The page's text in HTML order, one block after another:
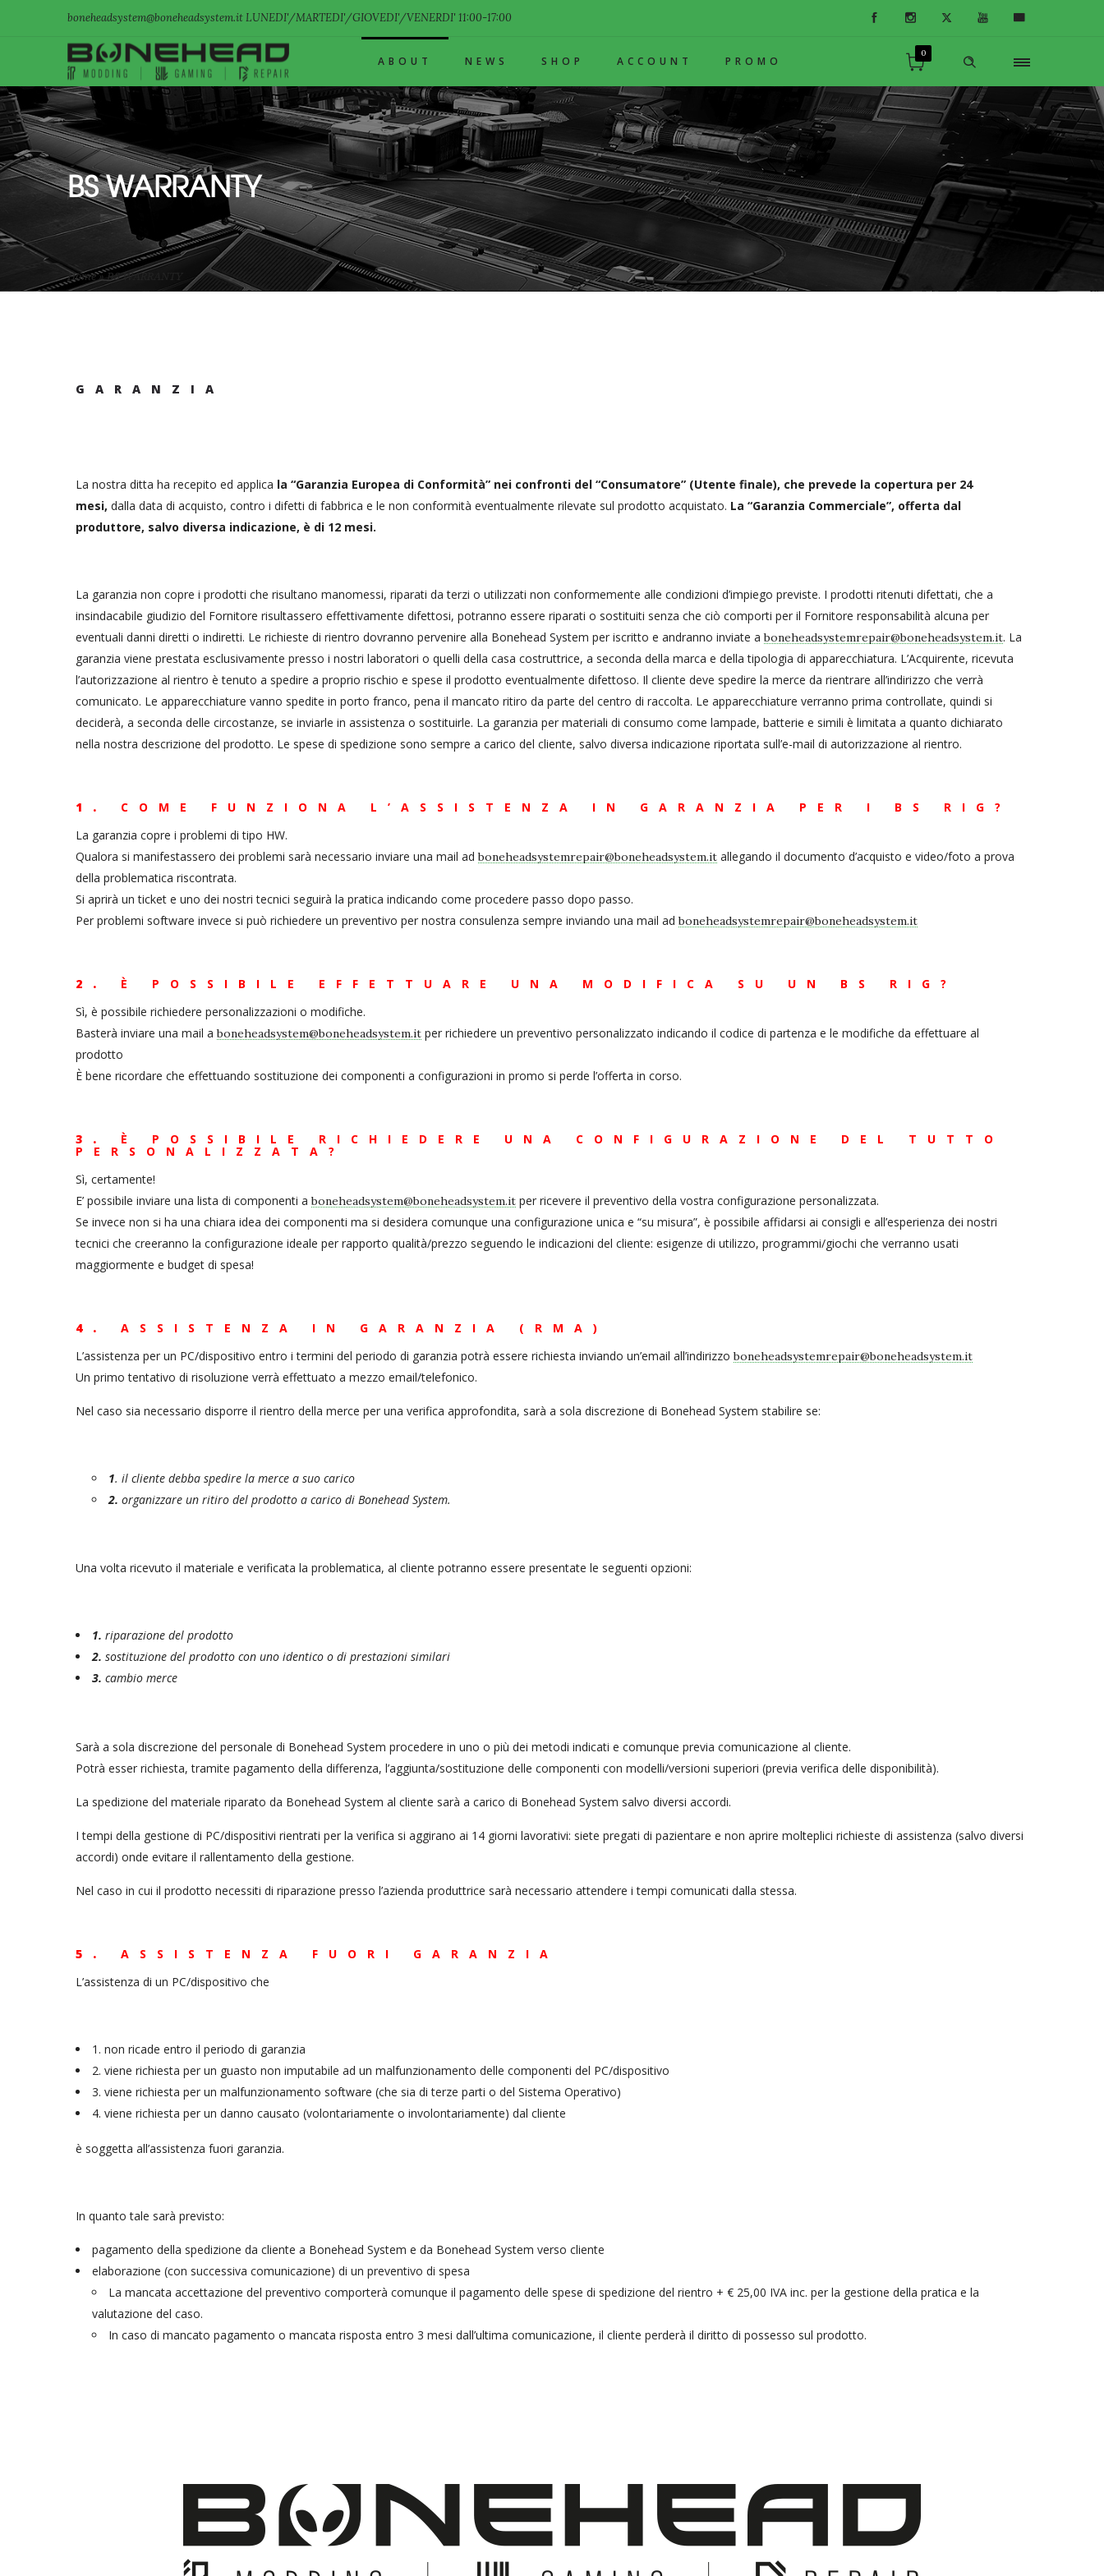
boneheadsystem@boneheadsystem.it LUNEDI'/MARTEDI'/GIOVEDI'/VENERDI' 11:00-17:00
0
ABOUT NEWS SHOP ACCOUNT PROMO
BS WARRANTY
Home»BS WARRANTY
GARANZIA
La nostra ditta ha recepito ed applica la “Garanzia Europea di Conformità” nei confronti del “Consumatore” (Utente finale), che prevede la copertura per 24
mesi, dalla data di acquisto, contro i difetti di fabbrica e le non conformità eventualmente rilevate sul prodotto acquistato. La “Garanzia Commerciale”, offerta dal
produttore, salvo diversa indicazione, è di 12 mesi.
La garanzia non copre i prodotti che risultano manomessi, riparati da terzi o utilizzati non conformemente alle condizioni d’impiego previste. I prodotti ritenuti difettati, che a
insindacabile giudizio del Fornitore risultassero effettivamente difettosi, potranno essere riparati o sostituiti senza che ciò comporti per il Fornitore responsabilità alcuna per
eventuali danni diretti o indiretti. Le richieste di rientro dovranno pervenire alla Bonehead System per iscritto e andranno inviate aboneheadsystemrepair@boneheadsystem.it. La
garanzia viene prestata esclusivamente presso i nostri laboratori o quelli della casa costruttrice, a seconda della marca e della tipologia di apparecchiatura. L’Acquirente, ricevuta
l’autorizzazione al rientro è tenuto a spedire a proprio rischio e spese il prodotto eventualmente difettoso. Il cliente deve spedire la merce da rientrare all’indirizzo che verrà
comunicato. Le apparecchiature vanno spedite in porto franco, pena il mancato ritiro da parte del centro di raccolta. Le apparecchiature verranno prima controllate, quindi si
deciderà, a seconda delle circostanze, se inviarle in assistenza o sostituirle. La garanzia per materiali di consumo come lampade, batterie e simili è limitata a quanto dichiarato
nella nostra descrizione del prodotto. Le spese di spedizione sono sempre a carico del cliente, salvo diversa indicazione riportata sull’e-mail di autorizzazione al rientro.
1. COME FUNZIONA L’ASSISTENZA IN GARANZIA PER I BS RIG?
La garanzia copre i problemi di tipo HW.
Qualora si manifestassero dei problemi sarà necessario inviare una mail adboneheadsystemrepair@boneheadsystem.it allegando il documento d’acquisto e video/foto a prova
della problematica riscontrata.
Si aprirà un ticket e uno dei nostri tecnici seguirà la pratica indicando come procedere passo dopo passo.
Per problemi software invece si può richiedere un preventivo per nostra consulenza sempre inviando una mail adboneheadsystemrepair@boneheadsystem.it
2. È POSSIBILE EFFETTUARE UNA MODIFICA SU UN BS RIG?
Sì, è possibile richiedere personalizzazioni o modifiche.
Basterà inviare una mail aboneheadsystem@boneheadsystem.it per richiedere un preventivo personalizzato indicando il codice di partenza e le modifiche da effettuare al
prodotto
È bene ricordare che effettuando sostituzione dei componenti a configurazioni in promo si perde l’offerta in corso.
3. È POSSIBILE RICHIEDERE UNA CONFIGURAZIONE DEL TUTTO
PERSONALIZZATA?
Sì, certamente!
E’ possibile inviare una lista di componenti aboneheadsystem@boneheadsystem.it per ricevere il preventivo della vostra configurazione personalizzata.
Se invece non si ha una chiara idea dei componenti ma si desidera comunque una configurazione unica e “su misura”, è possibile affidarsi ai consigli e all’esperienza dei nostri
tecnici che creeranno la configurazione ideale per rapporto qualità/prezzo seguendo le indicazioni del cliente: esigenze di utilizzo, programmi/giochi che verranno usati
maggiormente e budget di spesa!
4. ASSISTENZA IN GARANZIA (RMA)
L’assistenza per un PC/dispositivo entro i termini del periodo di garanzia potrà essere richiesta inviando un’email all’indirizzoboneheadsystemrepair@boneheadsystem.it
Un primo tentativo di risoluzione verrà effettuato a mezzo email/telefonico.
Nel caso sia necessario disporre il rientro della merce per una verifica approfondita, sarà a sola discrezione di Bonehead System stabilire se:
1. il cliente debba spedire la merce a suo carico
2. organizzare un ritiro del prodotto a carico di Bonehead System.
Una volta ricevuto il materiale e verificata la problematica, al cliente potranno essere presentate le seguenti opzioni:
1. riparazione del prodotto
2. sostituzione del prodotto con uno identico o di prestazioni similari
3. cambio merce
Sarà a sola discrezione del personale di Bonehead System procedere in uno o più dei metodi indicati e comunque previa comunicazione al cliente.
Potrà esser richiesta, tramite pagamento della differenza, l’aggiunta/sostituzione delle componenti con modelli/versioni superiori (previa verifica delle disponibilità).
La spedizione del materiale riparato da Bonehead System al cliente sarà a carico di Bonehead System salvo diversi accordi.
I tempi della gestione di PC/dispositivi rientrati per la verifica si aggirano ai 14 giorni lavorativi: siete pregati di pazientare e non aprire molteplici richieste di assistenza (salvo diversi
accordi) onde evitare il rallentamento della gestione.
Nel caso in cui il prodotto necessiti di riparazione presso l’azienda produttrice sarà necessario attendere i tempi comunicati dalla stessa.
5. ASSISTENZA FUORI GARANZIA
L’assistenza di un PC/dispositivo che
1. non ricade entro il periodo di garanzia
2. viene richiesta per un guasto non imputabile ad un malfunzionamento delle componenti del PC/dispositivo
3. viene richiesta per un malfunzionamento software (che sia di terze parti o del Sistema Operativo)
4. viene richiesta per un danno causato (volontariamente o involontariamente) dal cliente
è soggetta all’assistenza fuori garanzia.
In quanto tale sarà previsto:
pagamento della spedizione da cliente a Bonehead System e da Bonehead System verso cliente
elaborazione (con successiva comunicazione) di un preventivo di spesa
La mancata accettazione del preventivo comporterà comunque il pagamento delle spese di spedizione del rientro + € 25,00 IVA inc. per la gestione della pratica e la
valutazione del caso.
In caso di mancato pagamento o mancata risposta entro 3 mesi dall’ultima comunicazione, il cliente perderà il diritto di possesso sul prodotto.